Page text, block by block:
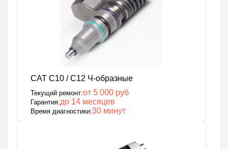
CAT C10 / C12 Ч-образные
Текущий ремонт:от 5 000 руб
Гарантия:до 14 месяцев
Время диагностики:30 минут